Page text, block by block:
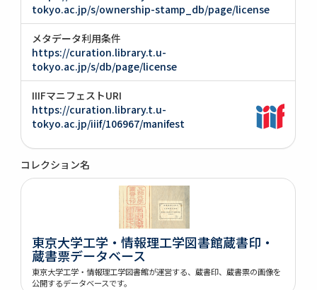
tokyo.ac.jp/s/ownership-stamp_db/page/license
メタデータ利用条件
https://curation.library.t.u-
tokyo.ac.jp/s/db/page/license
IIIFマニフェストURI
https://curation.library.t.u-
tokyo.ac.jp/iiif/106967/manifest
コレクション名
東京大学工学・情報理工学図書館蔵書印・
蔵書票データベース
東京大学工学・情報理工学図書館が運営する、蔵書印、蔵書票の画像を
公開するデータベースです。